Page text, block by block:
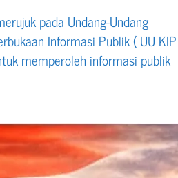
pada Undang-Undang
Informasi Publik ( UU KIP
memperoleh informasi publik